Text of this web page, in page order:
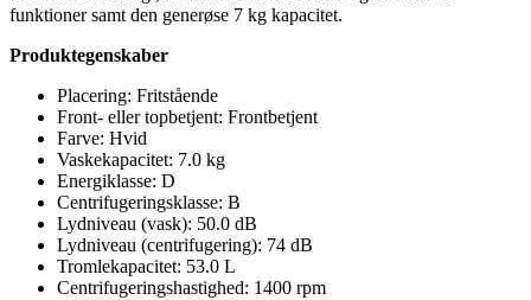
funktioner samt den generøse 7 kg kapacitet.
Produktegenskaber
Placering: Fritstående
Front- eller topbetjent: Frontbetjent
Farve: Hvid
Vaskekapacitet: 7.0 kg
Energiklasse: D
Centrifugeringsklasse: B
Lydniveau (vask): 50.0 dB
Lydniveau (centrifugering): 74 dB
Tromlekapacitet: 53.0 L
Centrifugeringshastighed: 1400 rpm